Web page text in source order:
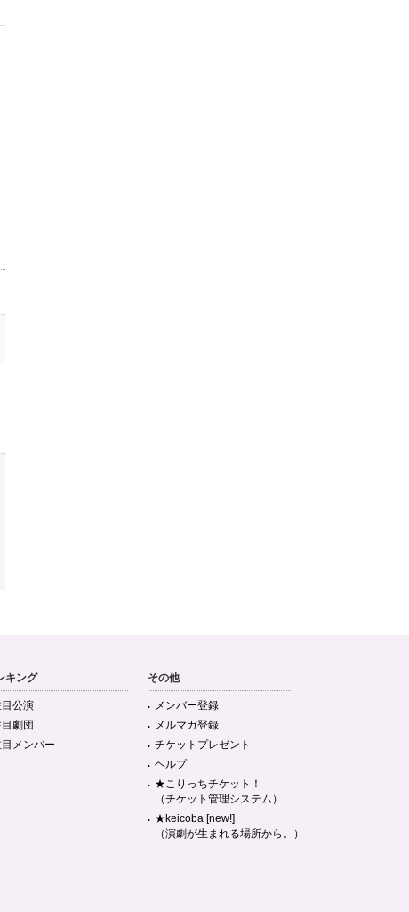
キング
目公演
劇団
メンバー
その他
メンバー登録
メルマガ登録
チケットプレゼント
ヘルプ
★こりっちチケット！
（チケット管理システム）
★keicoba [new!]
（演劇が生まれる場所から。）